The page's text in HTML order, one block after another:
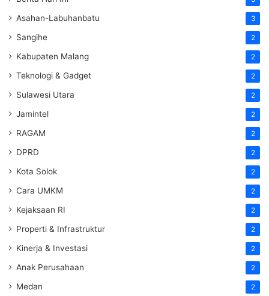
Asahan-Labuhanbatu 3
Sangihe 2
Kabupaten Malang 2
Teknologi & Gadget 2
Sulawesi Utara 2
Jamintel 2
RAGAM 2
DPRD 2
Kota Solok 2
Cara UMKM 2
Kejaksaan RI 2
Properti & Infrastruktur 2
Kinerja & Investasi 2
Anak Perusahaan 2
Medan 2